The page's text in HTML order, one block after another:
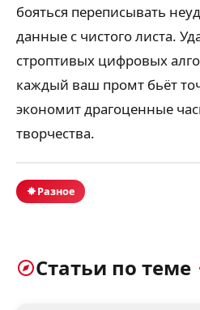
бояться переписывать
данные с чистого листа.
строптивых цифровых
каждый ваш промт бьёт
экономит драгоценные
творчества.
Разное
Статьи по теме